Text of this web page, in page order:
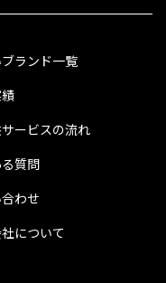
ランド一覧
ービスの流れ
質問
わせ
について